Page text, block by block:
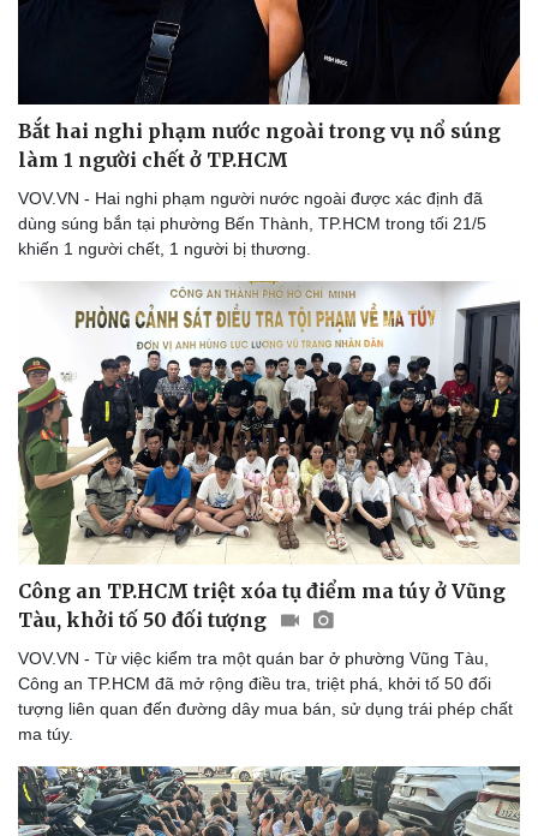
Bắt hai nghi phạm nước ngoài trong vụ nổ súng
làm 1 người chết ở TP.HCM
VOV.VN - Hai nghi phạm người nước ngoài được xác định đã
dùng súng bắn tại phường Bến Thành, TP.HCM trong tối 21/5
khiến 1 người chết, 1 người bị thương.
Công an TP.HCM triệt xóa tụ điểm ma túy ở Vũng
Tàu, khởi tố 50 đối tượng
VOV.VN - Từ việc kiểm tra một quán bar ở phường Vũng Tàu,
Công an TP.HCM đã mở rộng điều tra, triệt phá, khởi tố 50 đối
tượng liên quan đến đường dây mua bán, sử dụng trái phép chất
ma túy.